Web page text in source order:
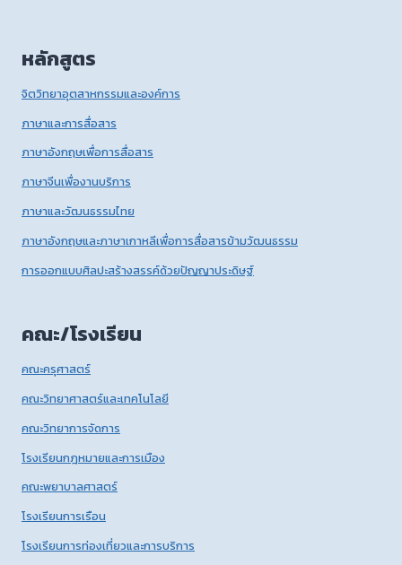
หลักสูตร
จิตวิทยาอุตสาหกรรมและองค์การ
ภาษาและการสื่อสาร
ภาษาอังกฤษเพื่อการสื่อสาร
ภาษาจีนเพื่องานบริการ
ภาษาและวัฒนธรรมไทย
ภาษาอังกฤษและภาษาเกาหลีเพื่อการสื่อสารข้ามวัฒนธรรม
การออกแบบศิลปะสร้างสรรค์ด้วยปัญญาประดิษฐ์
คณะ/โรงเรียน
คณะครุศาสตร์
คณะวิทยาศาสตร์และเทคโนโลยี
คณะวิทยาการจัดการ
โรงเรียนกฎหมายและการเมือง
คณะพยาบาลศาสตร์
โรงเรียนการเรือน
โรงเรียนการท่องเที่ยวและการบริการ